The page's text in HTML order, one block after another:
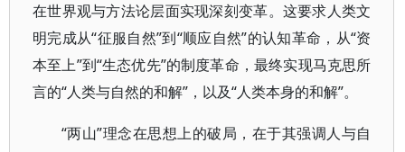
在世界观与方法论层面实现深刻变革。这要求人类文
明完成从“征服自然”到“顺应自然”的认知革命，从“资
本至上”到“生态优先”的制度革命，最终实现马克思所
言的“人类与自然的和解”，以及“人类本身的和解”。
“两山”理念在思想上的破局，在于其强调人与自